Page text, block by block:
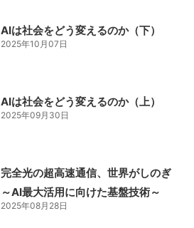
AIは社会をどう変えるのか（下）
2025年10月07日
AIは社会をどう変えるのか（上）
2025年09月30日
完全光の超高速通信、世界がしのぎ
～AI最大活用に向けた基盤技術～
2025年08月28日